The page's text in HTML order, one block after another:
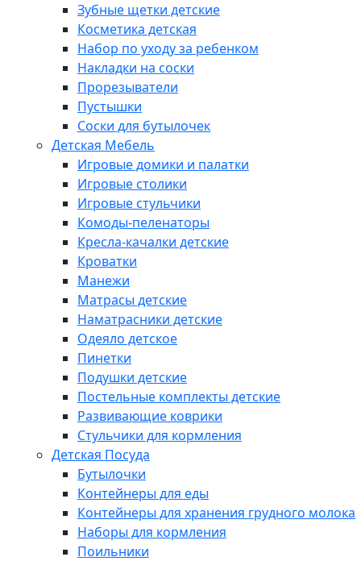
Зубные щетки детские
Косметика детская
Набор по уходу за ребенком
Накладки на соски
Прорезыватели
Пустышки
Соски для бутылочек
Детская Мебель
Игровые домики и палатки
Игровые столики
Игровые стульчики
Комоды-пеленаторы
Кресла-качалки детские
Кроватки
Манежи
Матрасы детские
Наматрасники детские
Одеяло детское
Пинетки
Подушки детские
Постельные комплекты детские
Развивающие коврики
Стульчики для кормления
Детская Посуда
Бутылочки
Контейнеры для еды
Контейнеры для хранения грудного молока
Наборы для кормления
Поильники